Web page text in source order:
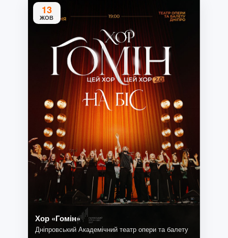
13
ЖОВ
Хор «Гомін»
Дніпровський Академічний театр опери та балету